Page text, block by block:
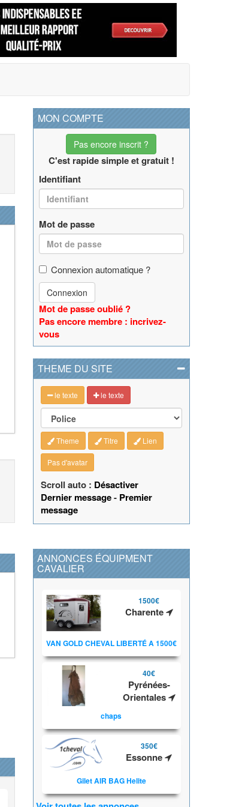
MON COMPTE
Pas encore inscrit ?
C'est rapide simple et gratuit !
Identifiant
Mot de passe
Connexion automatique ?
Connexion
Mot de passe oublié ?
Pas encore membre : incrivez-
vous
THEME DU SITE
le texte le texte
Theme Titre Lien
Pas d'avatar
Scroll auto : Désactiver
Dernier message- Premier
message
ANNONCES ÉQUIPMENT
CAVALIER
1500€
Charente
VAN GOLD CHEVAL LIBERTÉ A 1500€
40€
Pyrénées-
Orientales
chaps
350€
Essonne
Gilet AIR BAG Helite